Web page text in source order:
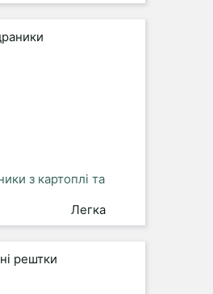
з картоплі та
Легка